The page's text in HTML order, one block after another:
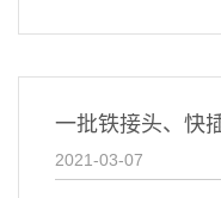
一批铁接头、快
2021-03-07